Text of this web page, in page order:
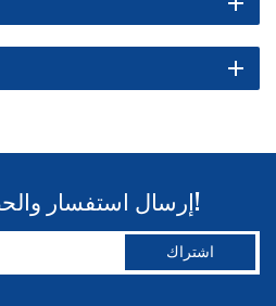
إرسال استفسار والحصول على المعلومات!